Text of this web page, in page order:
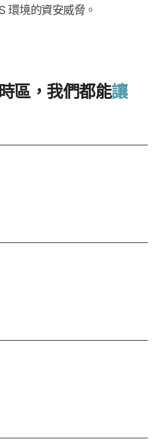
環境​的​資安​威脅。
區，​我們​都​能讓​